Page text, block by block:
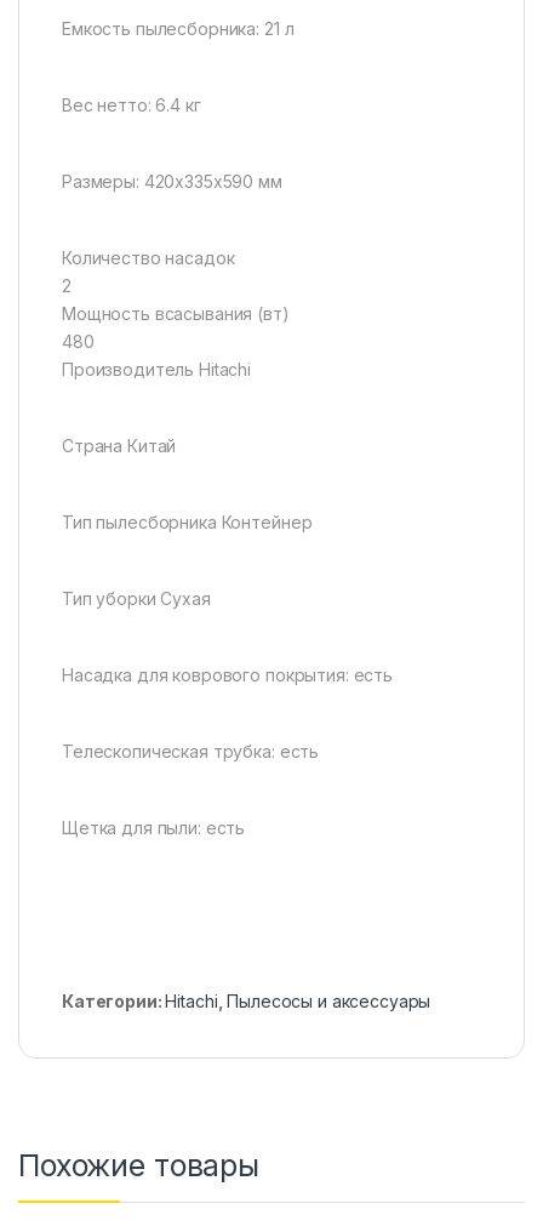
Емкость пылесборника: 21 л
Вес нетто: 6.4 кг
Размеры: 420х335х590 мм
Количество насадок
2
Мощность всасывания (вт)
480
Производитель Hitachi
Страна Китай
Тип пылесборника Контейнер
Тип уборки Сухая
Насадка для коврового покрытия: есть
Телескопическая трубка: есть
Щетка для пыли: есть
Категории:Hitachi ,Пылесосы и аксессуары
Похожие товары